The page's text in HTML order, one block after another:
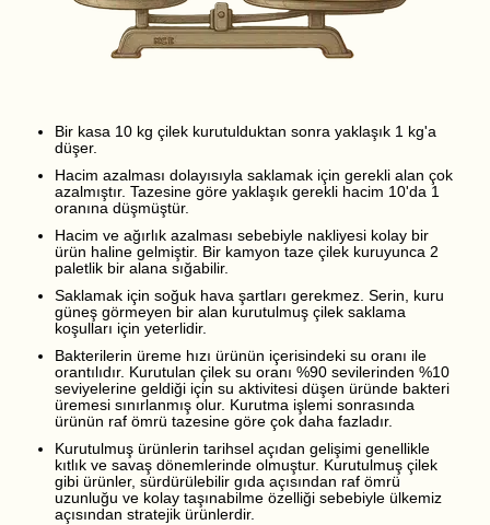
Bir kasa 10 kg çilek kurutulduktan sonra yaklaşık 1 kg'a
düşer.
Hacim azalması dolayısıyla saklamak için gerekli alan çok
azalmıştır. Tazesine göre yaklaşık gerekli hacim 10'da 1
oranına düşmüştür.
Hacim ve ağırlık azalması sebebiyle nakliyesi kolay bir
ürün haline gelmiştir. Bir kamyon taze çilek kuruyunca 2
paletlik bir alana sığabilir.
Saklamak için soğuk hava şartları gerekmez. Serin, kuru
güneş görmeyen bir alan kurutulmuş çilek saklama
koşulları için yeterlidir.
Bakterilerin üreme hızı ürünün içerisindeki su oranı ile
orantılıdır. Kurutulan çilek su oranı %90 sevilerinden %10
seviyelerine geldiği için su aktivitesi düşen üründe bakteri
üremesi sınırlanmış olur. Kurutma işlemi sonrasında
ürünün raf ömrü tazesine göre çok daha fazladır.
Kurutulmuş ürünlerin tarihsel açıdan gelişimi genellikle
kıtlık ve savaş dönemlerinde olmuştur. Kurutulmuş çilek
gibi ürünler, sürdürülebilir gıda açısından raf ömrü
uzunluğu ve kolay taşınabilme özelliği sebebiyle ülkemiz
açısından stratejik ürünlerdir.